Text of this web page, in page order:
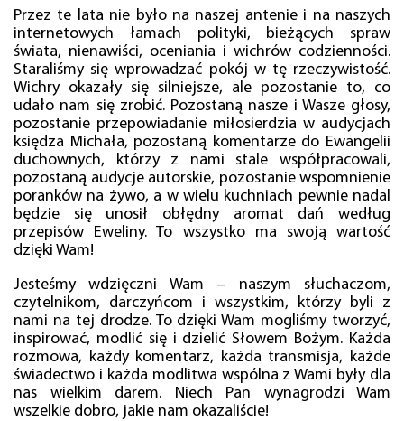
Przez te lata nie było na naszej antenie i na naszych
internetowych łamach polityki, bieżących spraw
świata, nienawiści, oceniania i wichrów codzienności.
Staraliśmy się wprowadzać pokój w tę rzeczywistość.
Wichry okazały się silniejsze, ale pozostanie to, co
udało nam się zrobić. Pozostaną nasze i Wasze głosy,
pozostanie przepowiadanie miłosierdzia w audycjach
księdza Michała, pozostaną komentarze do Ewangelii
duchownych, którzy z nami stale współpracowali,
pozostaną audycje autorskie, pozostanie wspomnienie
poranków na żywo, a w wielu kuchniach pewnie nadal
będzie się unosił obłędny aromat dań według
przepisów Eweliny. To wszystko ma swoją wartość
dzięki Wam!
Jesteśmy wdzięczni Wam – naszym słuchaczom,
czytelnikom, darczyńcom i wszystkim, którzy byli z
nami na tej drodze. To dzięki Wam mogliśmy tworzyć,
inspirować, modlić się i dzielić Słowem Bożym. Każda
rozmowa, każdy komentarz, każda transmisja, każde
świadectwo i każda modlitwa wspólna z Wami były dla
nas wielkim darem. Niech Pan wynagrodzi Wam
wszelkie dobro, jakie nam okazaliście!